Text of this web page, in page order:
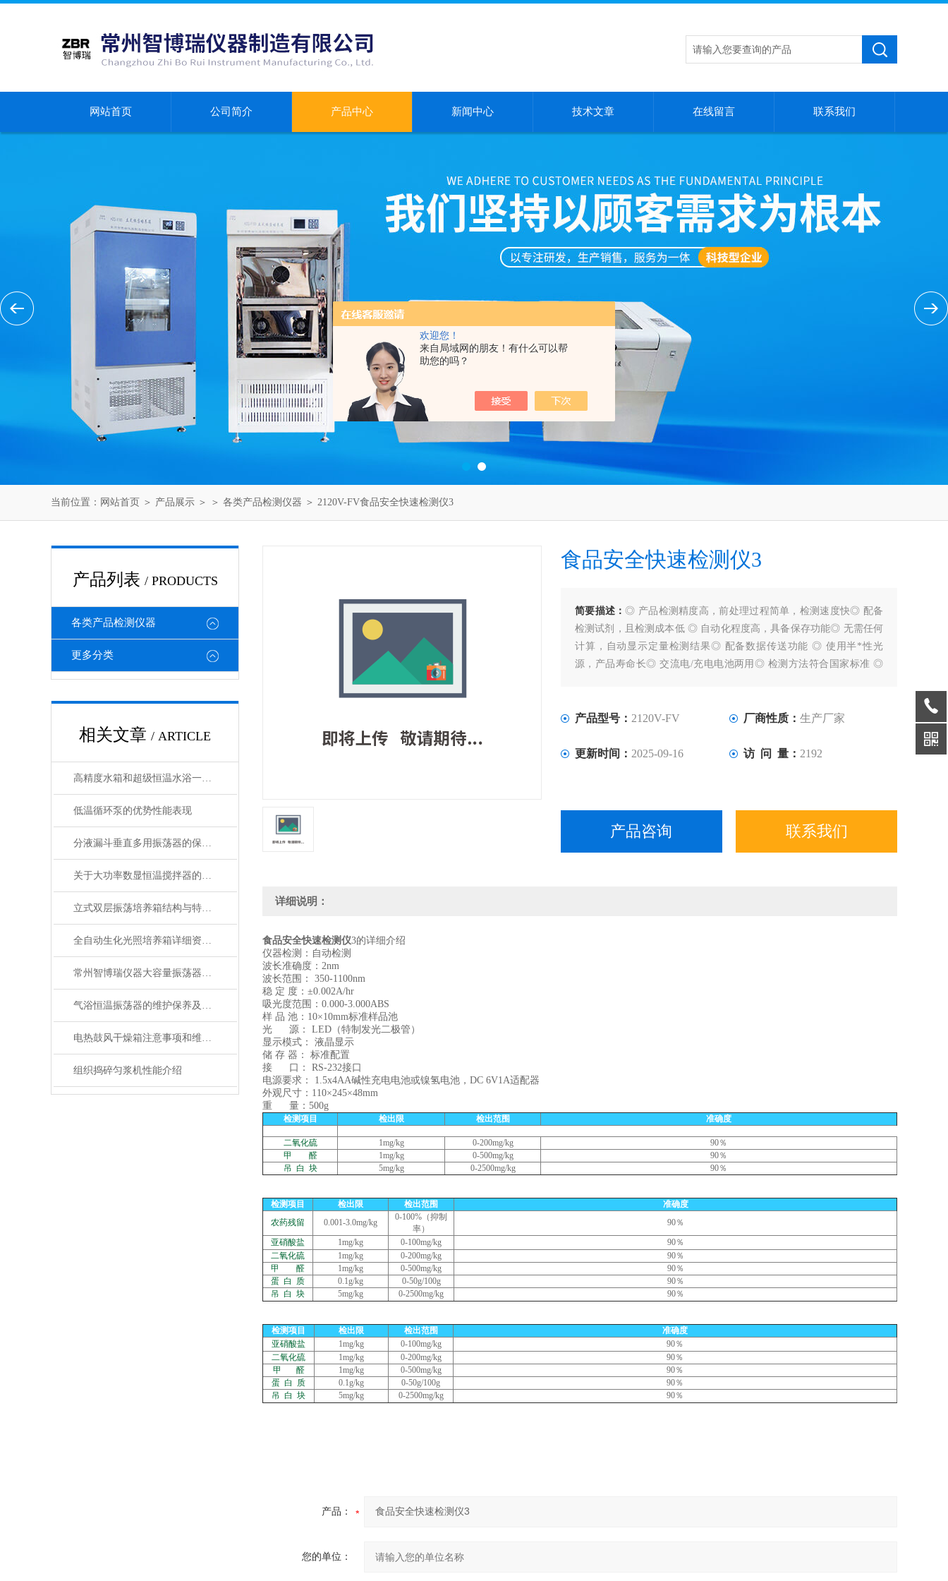
欢迎您！
来自局域网的朋友！有什么可以帮
助您的吗？
网站首页 公司简介 产品中心 新闻中心 技术文章 在线留言 联系我们
当前位置： 网站首页 ＞ 产品展示 ＞ ＞ 各类产品检测仪器 ＞ 2120V-FV食品安全快速检测仪3
产品列表 / PRODUCTS
各类产品检测仪器
更多分类
相关文章 / ARTICLE
高精度水箱和超级恒温水浴一常州智博瑞仪器制造有限公司
低温循环泵的优势性能表现
分液漏斗垂直多用振荡器的保养以及维护注意要点
关于大功率数显恒温搅拌器的使用和维护事项你都知道多少
立式双层振荡培养箱结构与特点的相关介绍
全自动生化光照培养箱详细资料分析使用教程
常州智博瑞仪器大容量振荡器简介操作及注意事项
气浴恒温振荡器的维护保养及其注意事项总结
电热鼓风干燥箱注意事项和维修原理阐述
组织捣碎匀浆机性能介绍
食品安全快速检测仪3
简要描述：◎ 产品检测精度高，前处理过程简单，检测速度快◎ 配备
检测试剂，且检测成本低 ◎ 自动化程度高，具备保存功能◎ 无需任何
计算，自动显示定量检测结果◎ 配备数据传送功能 ◎ 使用半*性光
源，产品寿命长◎ 交流电/充电电池两用◎ 检测方法符合国家标准 ◎
产品型号： 2120V-FV 厂商性质： 生产厂家
更新时间： 2025-09-16 访 问 量： 2192
产品咨询 联系我们
详细说明：
食品安全快速检测仪3的详细介绍
仪器检测：自动检测
波长准确度：2nm
波长范围： 350-1100nm
稳 定 度：±0.002A/hr
吸光度范围：0.000-3.000ABS
样 品 池：10×10mm标准样品池
光 源： LED（特制发光二极管）
显示模式： 液晶显示
储 存 器： 标准配置
接 口： RS-232接口
电源要求： 1.5x4AA碱性充电电池或镍氢电池，DC 6V1A适配器
外观尺寸：110×245×48mm
重 量：500g
检测项目 检出限 检出范围 准确度
二氧化硫 1mg/kg 0-200mg/kg
90％
甲 醛
1mg/kg 0-500mg/kg
90％
吊 白 块
5mg/kg 0-2500mg/kg 90％
检测项目 检出限 检出范围
准确度
农药残留
0.001-3.0mg/kg
0-100%（抑制
率）
90％
亚硝酸盐
1mg/kg 0-100mg/kg
90％
二氧化硫
1mg/kg 0-200mg/kg
90％
甲 醛
1mg/kg 0-500mg/kg
90％
蛋 白 质
0.1g/kg 0-50g/100g
90％
吊 白 块
5mg/kg 0-2500mg/kg 90％
检测项目 检出限 检出范围
准确度
亚硝酸盐
1mg/kg 0-100mg/kg
90％
二氧化硫
1mg/kg 0-200mg/kg
90％
甲 醛
1mg/kg 0-500mg/kg
90％
蛋 白 质
0.1g/kg 0-50g/100g
90％
吊 白 块
5mg/kg 0-2500mg/kg 90％
产品：
您的单位：